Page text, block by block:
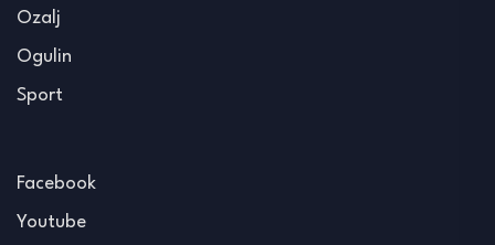
Ozalj
Ogulin
Sport
Facebook
Youtube